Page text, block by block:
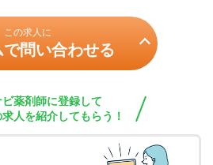
この求人に
で問い合わせる
ビ薬剤師に登録して
人を紹介してもらう！